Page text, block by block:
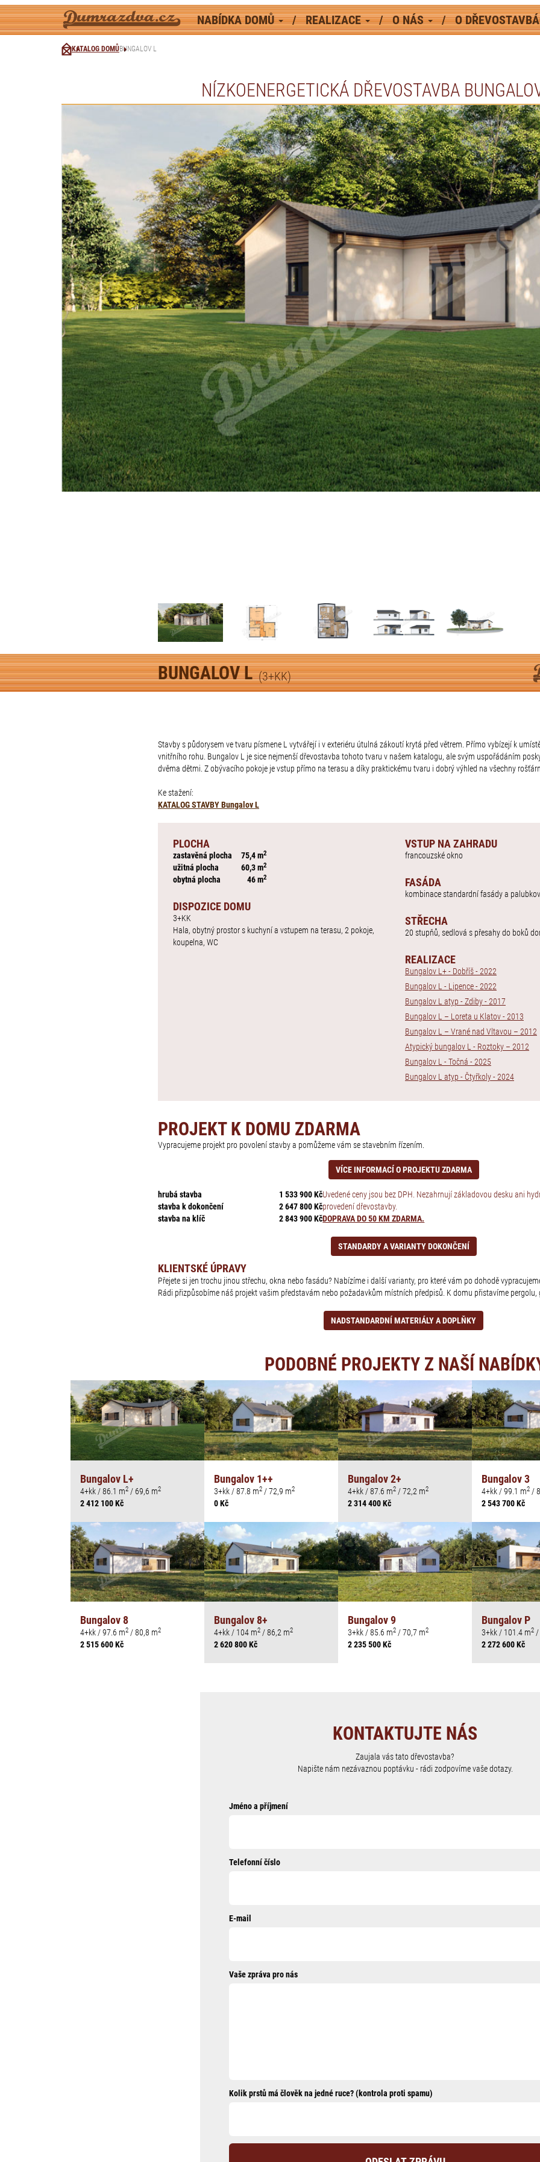
NABÍDKA DOMŮ REALIZACE O NÁS O
KATALOG DOMŮBUNGALOV L
NÍZKOENERGETICKÁ DŘEVOSTAVBA
BUNGALOV L (3+KK)
Stavby s půdorysem ve tvaru písmene L vytvářejí i v exteriéru útulná zákoutí krytá před větrem. Přímo vybízejí k
vnitřního rohu. Bungalov L je sice nejmenší dřevostavba tohoto tvaru v našem katalogu, ale svým uspořádáním
dvěma dětmi. Z obývacího pokoje je vstup přímo na terasu a díky praktickému tvaru i dobrý výhled na všechny
Ke stažení:
KATALOG STAVBY Bungalov L
PLOCHA
zastavěná plocha 75,4 m2
užitná plocha 60,3 m2
obytná plocha 46 m2
DISPOZICE DOMU
3+KK
Hala, obytný prostor s kuchyní a vstupem na terasu, 2 pokoje,
koupelna, WC
VSTUP NA ZAHRADU
francouzské okno
FASÁDA
kombinace standardní fasády a
STŘECHA
20 stupňů, sedlová s přesahy do boků
REALIZACE
Bungalov L+ - Dobříš - 2022
Bungalov L - Lipence - 2022
Bungalov L atyp - Zdiby - 2017
Bungalov L – Loreta u Klatov - 2013
Bungalov L – Vrané nad Vltavou – 2012
Atypický bungalov L - Roztoky – 2012
Bungalov L - Točná - 2025
Bungalov L atyp - Čtyřkoly - 2024
PROJEKT K DOMU ZDARMA
Vypracujeme projekt pro povolení stavby a pomůžeme vám se stavebním řízením.
VÍCE INFORMACÍ O PROJEKTU ZDARMA
hrubá stavba
1 533 900 Kč
stavba k dokončení
2 647 800 Kč
stavba na klíč
2 843 900 Kč
Uvedené ceny jsou bez DPH. Nezahrnují základovou desku ani
provedení dřevostavby.
DOPRAVA DO 50 KM ZDARMA.
STANDARDY A VARIANTY DOKONČENÍ
KLIENTSKÉ ÚPRAVY
Přejete si jen trochu jinou střechu, okna nebo fasádu? Nabízíme i další varianty, pro které vám po dohodě
Rádi přizpůsobíme náš projekt vašim představám nebo požadavkům místních předpisů. K domu přistavíme pergolu,
NADSTANDARDNÍ MATERIÁLY A DOPLŇKY
PODOBNÉ PROJEKTY Z NAŠÍ
Bungalov L+
4+kk / 86.1 m2 / 69,6 m2
2 412 100 Kč
Bungalov 1++
3+kk / 87.8 m2 / 72,9 m2
0 Kč
Bungalov 2+
4+kk / 87.6 m2 / 72,2 m2
2 314 400 Kč
Bungalov 3
4+kk / 99.1 m2 /
2 543 700 Kč
Bungalov 8
4+kk / 97.6 m2 / 80,8 m2
2 515 600 Kč
Bungalov 8+
4+kk / 104 m2 / 86,2 m2
2 620 800 Kč
Bungalov 9
3+kk / 85.6 m2 / 70,7 m2
2 235 500 Kč
Bungalov P
3+kk / 101.4 m2 /
2 272 600 Kč
KONTAKTUJTE NÁS
Zaujala vás tato dřevostavba?
Napište nám nezávaznou poptávku - rádi zodpovíme vaše dotazy.
Jméno a příjmení
Telefonní číslo
E-mail
Vaše zpráva pro nás
Kolik prstů má člověk na jedné ruce? (kontrola proti spamu)